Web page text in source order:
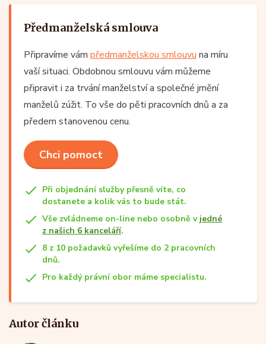
Předmanželská smlouva
Připravíme vám předmanželskou smlouvu na míru
vaší situaci. Obdobnou smlouvu vám můžeme
připravit i za trvání manželství a společné jmění
manželů zúžit. To vše do pěti pracovních dnů a za
předem stanovenou cenu.
Chci pomoct
Při objednání služby přesně víte, co
dostanete a kolik vás to bude stát.
Vše zvládneme on-line nebo osobně v jedné
z našich 6 kanceláří.
8 z 10 požadavků vyřešíme do 2 pracovních
dnů.
Pro každý právní obor máme specialistu.
Autor článku